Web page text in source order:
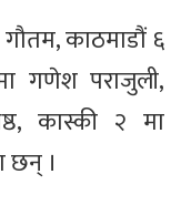
काठमाडौं ६
गणेश पराजुली,
कास्की २ मा
छन् ।